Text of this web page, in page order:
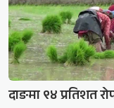
दाङमा ९४ प्रतिशत